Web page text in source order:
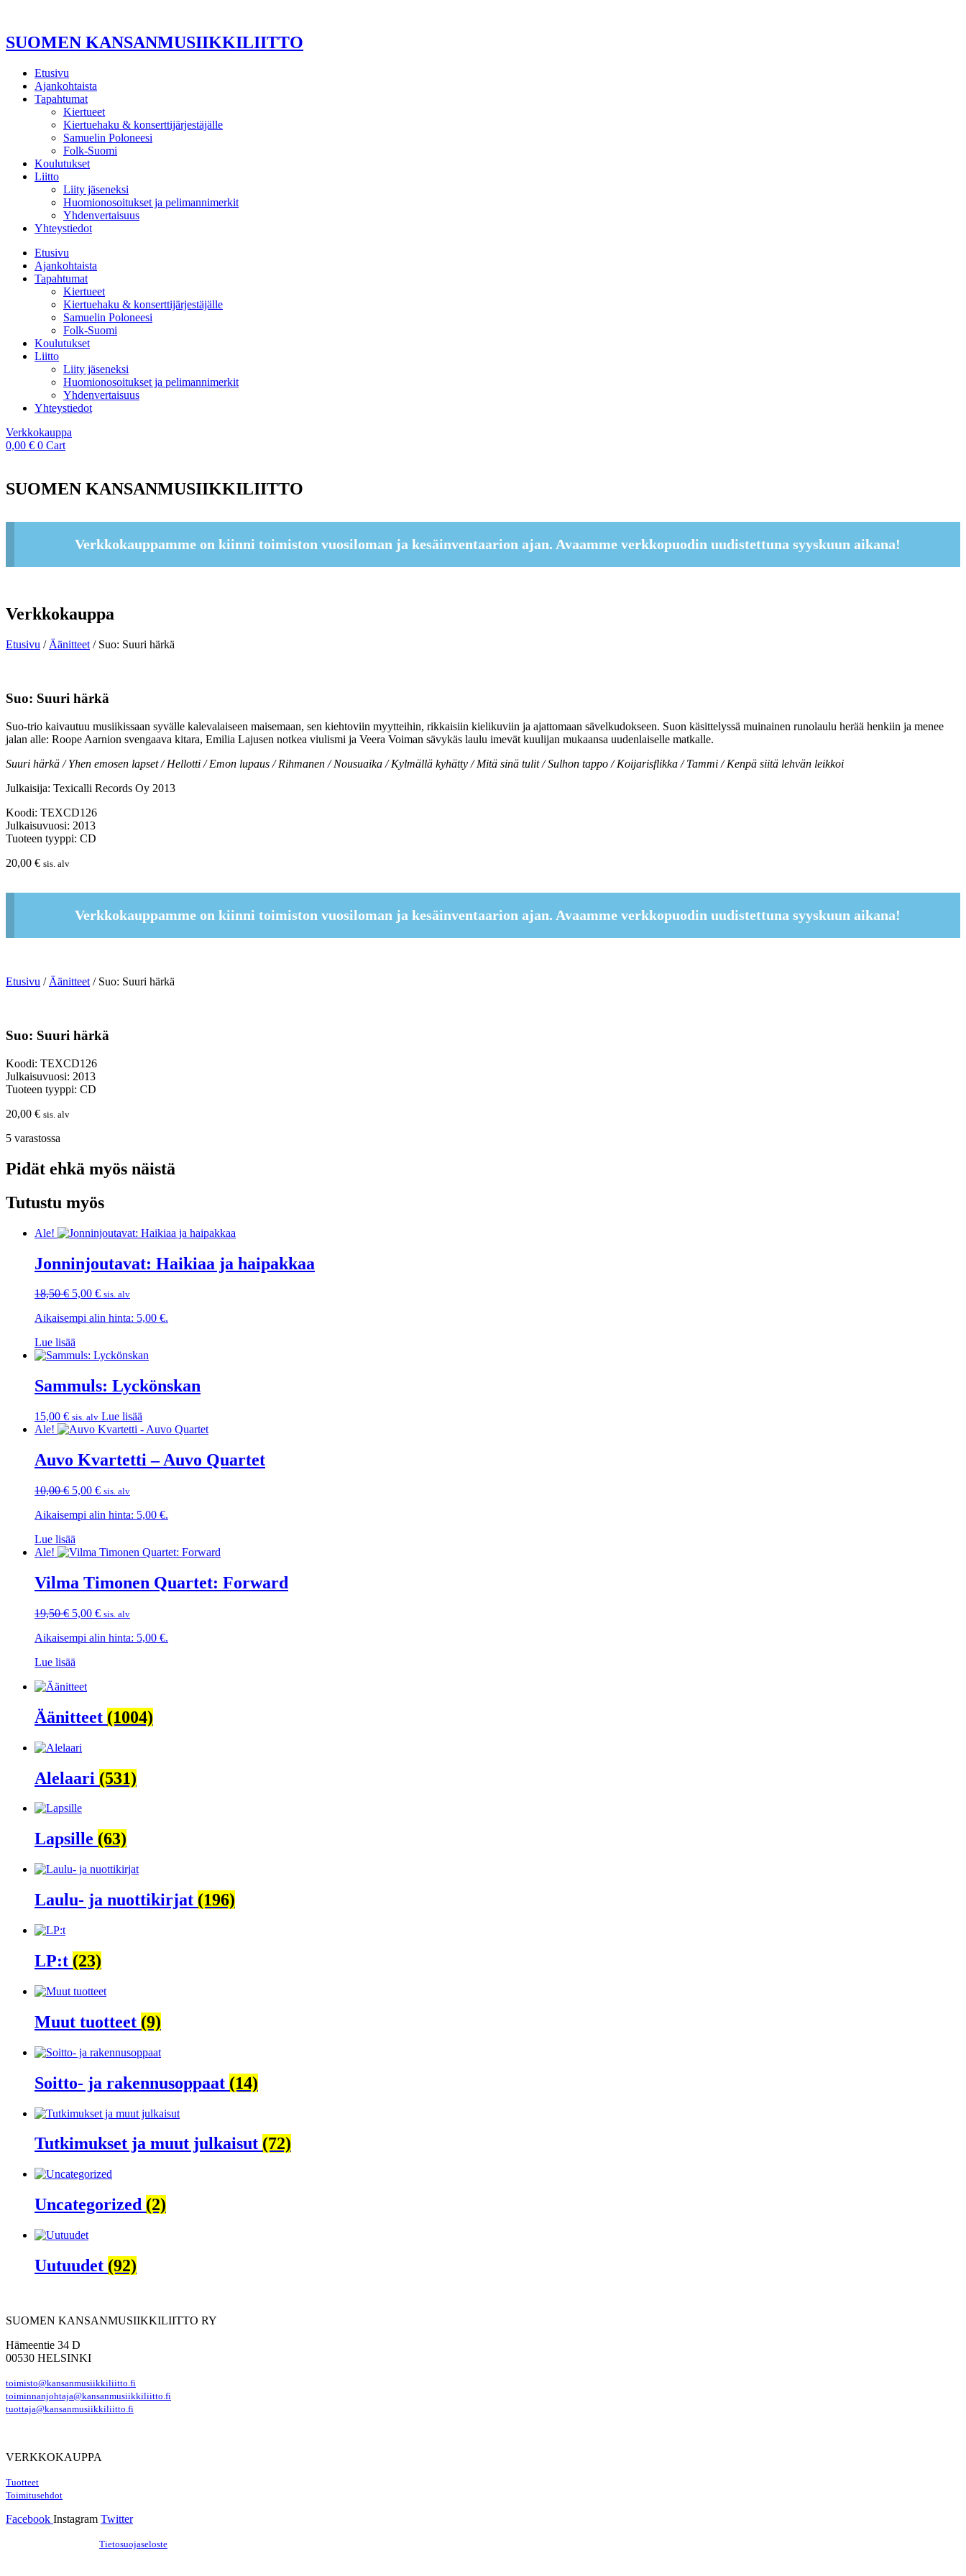
SUOMEN KANSANMUSIIKKILIITTO
Etusivu
Ajankohtaista
Tapahtumat
Kiertueet
Kiertuehaku & konserttijärjestäjälle
Samuelin Poloneesi
Folk-Suomi
Koulutukset
Liitto
Liity jäseneksi
Huomionosoitukset ja pelimannimerkit
Yhdenvertaisuus
Yhteystiedot
Etusivu
Ajankohtaista
Tapahtumat
Kiertueet
Kiertuehaku & konserttijärjestäjälle
Samuelin Poloneesi
Folk-Suomi
Koulutukset
Liitto
Liity jäseneksi
Huomionosoitukset ja pelimannimerkit
Yhdenvertaisuus
Yhteystiedot
Verkkokauppa
0,00 € 0 Cart
SUOMEN KANSANMUSIIKKILIITTO
Verkkokauppamme on kiinni toimiston vuosiloman ja kesäinventaarion ajan. Avaamme verkkopuodin uudistettuna syyskuun aikana!
Verkkokauppa
Etusivu / Äänitteet / Suo: Suuri härkä
Suo: Suuri härkä
Suo-trio kaivautuu musiikissaan syvälle kalevalaiseen maisemaan, sen kiehtoviin myytteihin, rikkaisiin kielikuviin ja ajattomaan sävelkudokseen. Suon käsittelyssä muinainen runolaulu herää henkiin ja menee
jalan alle: Roope Aarnion svengaava kitara, Emilia Lajusen notkea viulismi ja Veera Voiman sävykäs laulu imevät kuulijan mukaansa uudenlaiselle matkalle.
Suuri härkä / Yhen emosen lapset / Hellotti / Emon lupaus / Rihmanen / Nousuaika / Kylmällä kyhätty / Mitä sinä tulit / Sulhon tappo / Koijarisflikka / Tammi / Kenpä siitä lehvän leikkoi
Julkaisija: Texicalli Records Oy 2013
Koodi: TEXCD126
Julkaisuvuosi: 2013
Tuoteen tyyppi: CD
20,00 € sis. alv
Verkkokauppamme on kiinni toimiston vuosiloman ja kesäinventaarion ajan. Avaamme verkkopuodin uudistettuna syyskuun aikana!
Etusivu /Äänitteet/ Suo: Suuri härkä
Suo: Suuri härkä
Koodi: TEXCD126
Julkaisuvuosi: 2013
Tuoteen tyyppi: CD
20,00 € sis. alv
5 varastossa
Pidät ehkä myös näistä
Tutustu myös
Ale!
Jonninjoutavat: Haikiaa ja haipakkaa
18,50€ Alkuperäinen
oli:
5,00 €Nykyinen
on:
sis. alv
Aikaisempi alin hinta: 5,00 €.
Lue lisää
Sammuls: Lyckönskan
15,00 € sis. alv Lue lisää
Ale!
Auvo Kvartetti – Auvo Quartet
10,00€ Alkuperäinen
oli:
5,00 €Nykyinen
on:
sis. alv
Aikaisempi alin hinta: 5,00 €.
Lue lisää
Ale!
Vilma Timonen Quartet: Forward
19,50€ Alkuperäinen
oli:
5,00 €Nykyinen
on:
sis. alv
Aikaisempi alin hinta: 5,00 €.
Lue lisää
Äänitteet (1004)
Alelaari (531)
Lapsille (63)
Laulu- ja nuottikirjat (196)
LP:t (23)
Muut tuotteet (9)
Soitto- ja rakennusoppaat (14)
Tutkimukset ja muut julkaisut (72)
Uncategorized (2)
Uutuudet (92)
SUOMEN KANSANMUSIIKKILIITTO RY
Hämeentie 34 D
00530 HELSINKI
toimisto@kansanmusiikkiliitto.fi
toiminnanjohtaja@kansanmusiikkiliitto.fi
tuottaja@kansanmusiikkiliitto.fi
VERKKOKAUPPA
Tuotteet
Toimitusehdot
Facebook Instagram Twitter
Tietosuojaseloste